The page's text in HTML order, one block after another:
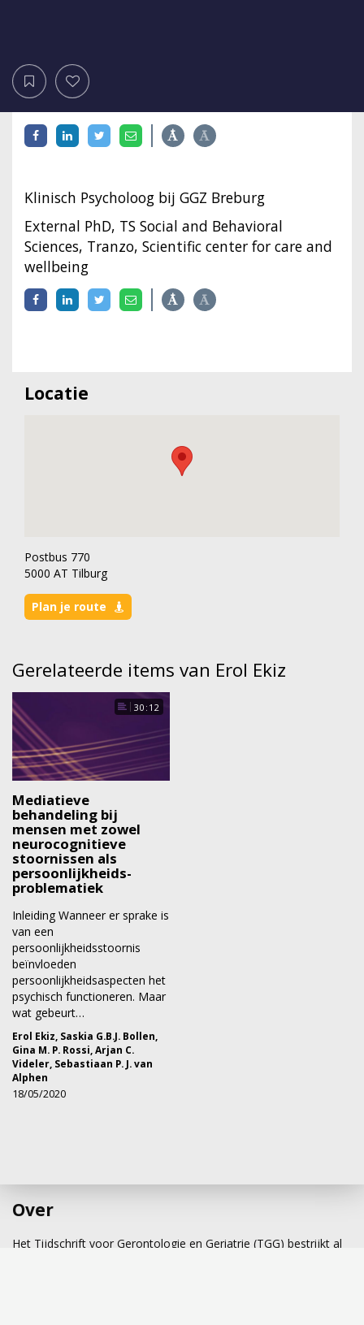
Klinisch Psycholoog bij GGZ Breburg
External PhD, TS Social and Behavioral
Sciences, Tranzo, Scientific center for care and
wellbeing
Locatie
Postbus 770
5000 AT Tilburg
Plan je route
Gerelateerde items van Erol Ekiz
30:12
Mediatieve
behandeling bij
mensen met zowel
neuro­cognitieve
stoornissen als
persoonlijkheids­
problematiek
Inleiding Wanneer er sprake is
van een
persoonlijkheidsstoornis
beïnvloeden
persoonlijkheidsaspecten het
psychisch functioneren. Maar
wat gebeurt…
Erol Ekiz, Saskia G.B.J. Bollen,
Gina M. P. Rossi,Arjan C.
Videler, Sebastiaan P. J. van
Alphen
18/05/2020
Over
Het Tijdschrift voor Gerontologie en Geriatrie (TGG) bestrijkt al